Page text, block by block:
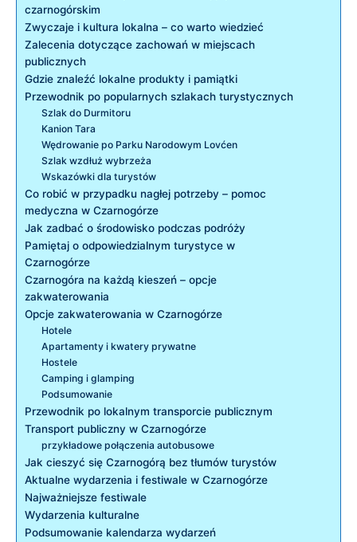
czarnogórskim
Zwyczaje i kultura lokalna – co warto wiedzieć
Zalecenia dotyczące⁣ zachowań w miejscach
publicznych
Gdzie znaleźć lokalne produkty i pamiątki
Przewodnik ‌po popularnych ​szlakach turystycznych
Szlak do Durmitoru
Kanion ⁤Tara
Wędrowanie po ​Parku Narodowym Lovćen
Szlak wzdłuż wybrzeża
Wskazówki dla⁣ turystów
Co robić w przypadku nagłej potrzeby – pomoc
‍medyczna w Czarnogórze
Jak zadbać o środowisko podczas podróży
Pamiętaj o odpowiedzialnym turystyce w
Czarnogórze
Czarnogóra na każdą kieszeń –⁢ opcje
zakwaterowania
Opcje zakwaterowania w Czarnogórze
Hotele
Apartamenty‍ i kwatery prywatne
Hostele
Camping i glamping
Podsumowanie
Przewodnik po lokalnym transporcie publicznym
Transport publiczny w Czarnogórze
przykładowe połączenia autobusowe
Jak cieszyć⁤ się Czarnogórą bez tłumów turystów
Aktualne wydarzenia i festiwale​ w Czarnogórze
Najważniejsze​ festiwale
Wydarzenia kulturalne
Podsumowanie kalendarza wydarzeń